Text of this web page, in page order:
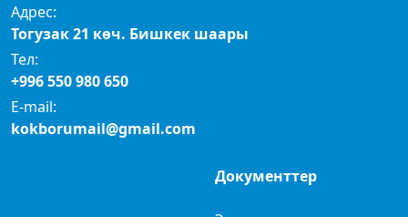
Адрес:
Тогузак 21 көч. Бишкек шаары
Тел:
+996 550 980 650
E-mail:
kokborumail@gmail.com
Документтер